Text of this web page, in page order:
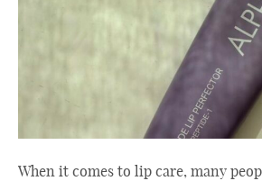
When it comes to lip care, many